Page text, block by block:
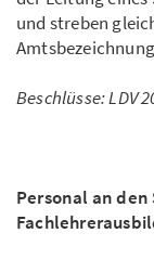
und streben
Beschlüsse: LDV
Personal an